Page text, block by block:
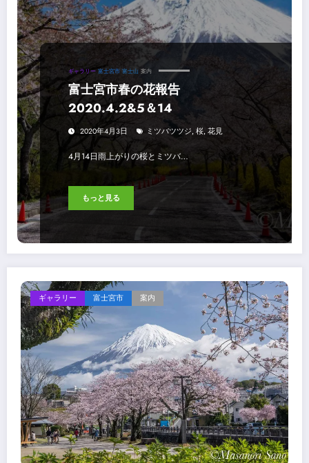
ギャラリー 富士宮市 富士山 案内
富士宮市春の花報告
2020.4.2&5＆14
2020年4月3日 ミツバツツジ, 桜, 花見
4月14日雨上がりの桜とミツバ…
もっと見る
ギャラリー 富士宮市 案内